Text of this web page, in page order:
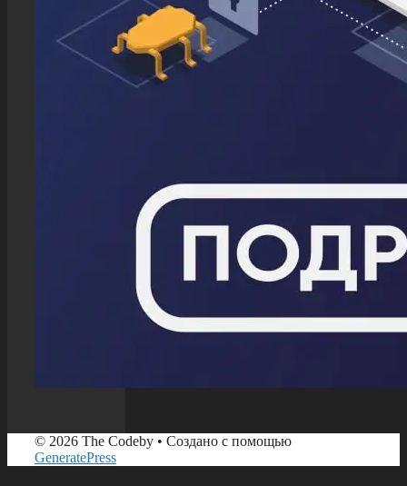
© 2026 The Codeby • Создано с помощью
GeneratePress